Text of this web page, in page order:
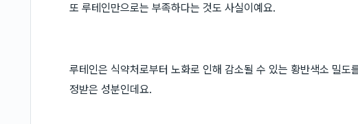
또 루테인만으로는 부족하다는 것도 사실이예요.
루테인은 식약처로부터 노화로 인해 감소될 수 있는 황반색소 밀도
정받은 성분인데요.